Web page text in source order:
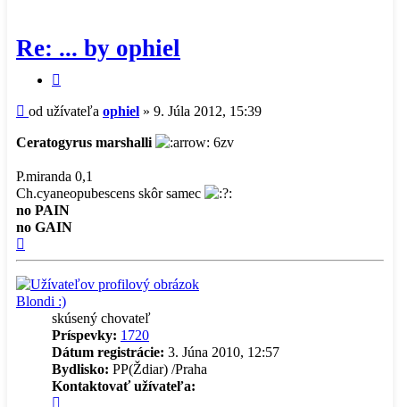
Re: ... by ophiel
Príspevok
od užívateľa ophiel » 9. Júla 2012, 15:39
Ceratogyrus marshalli 6zv
P.miranda 0,1
Ch.cyaneopubescens skôr samec
no PAIN
no GAIN
Blondi :)
skúsený chovateľ
Príspevky: 1720
Dátum registrácie: 3. Júna 2010, 12:57
Bydlisko: PP(Ždiar) /Praha
Kontaktovať užívateľa: